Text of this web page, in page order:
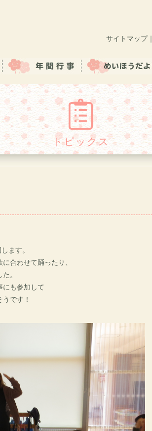
サイトマップ｜
トピックス
ます。
合わせて踊ったり、
。
にも参加して
です！